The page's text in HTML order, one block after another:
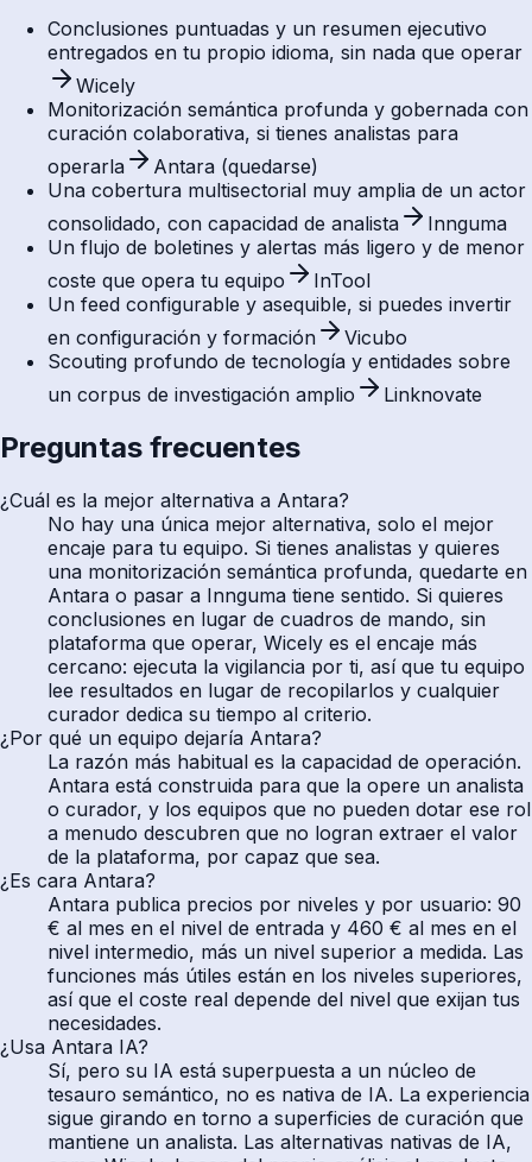
Conclusiones puntuadas y un resumen ejecutivo
entregados en tu propio idioma, sin nada que operar
Wicely
Monitorización semántica profunda y gobernada con
curación colaborativa, si tienes analistas para
operarla
Antara (quedarse)
Una cobertura multisectorial muy amplia de un actor
consolidado, con capacidad de analista
Innguma
Un flujo de boletines y alertas más ligero y de menor
coste que opera tu equipo
InTool
Un feed configurable y asequible, si puedes invertir
en configuración y formación
Vicubo
Scouting profundo de tecnología y entidades sobre
un corpus de investigación amplio
Linknovate
Preguntas frecuentes
¿Cuál es la mejor alternativa a Antara?
No hay una única mejor alternativa, solo el mejor
encaje para tu equipo. Si tienes analistas y quieres
una monitorización semántica profunda, quedarte en
Antara o pasar a Innguma tiene sentido. Si quieres
conclusiones en lugar de cuadros de mando, sin
plataforma que operar, Wicely es el encaje más
cercano: ejecuta la vigilancia por ti, así que tu equipo
lee resultados en lugar de recopilarlos y cualquier
curador dedica su tiempo al criterio.
¿Por qué un equipo dejaría Antara?
La razón más habitual es la capacidad de operación.
Antara está construida para que la opere un analista
o curador, y los equipos que no pueden dotar ese rol
a menudo descubren que no logran extraer el valor
de la plataforma, por capaz que sea.
¿Es cara Antara?
Antara publica precios por niveles y por usuario: 90
€ al mes en el nivel de entrada y 460 € al mes en el
nivel intermedio, más un nivel superior a medida. Las
funciones más útiles están en los niveles superiores,
así que el coste real depende del nivel que exijan tus
necesidades.
¿Usa Antara IA?
Sí, pero su IA está superpuesta a un núcleo de
tesauro semántico, no es nativa de IA. La experiencia
sigue girando en torno a superficies de curación que
mantiene un analista. Las alternativas nativas de IA,